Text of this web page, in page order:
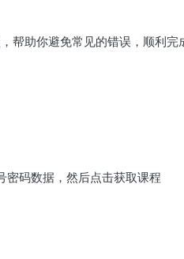
帮助你避免常见的错误，顺利完
密码数据，然后点击获取课程